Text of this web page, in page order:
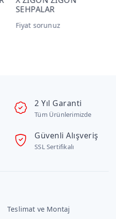
SEHPALAR
Fiyat sorunuz
2 Yıl Garanti
Tüm Ürünlerimizde
Güvenli Alışveriş
SSL Sertifikalı
Teslimat ve Montaj